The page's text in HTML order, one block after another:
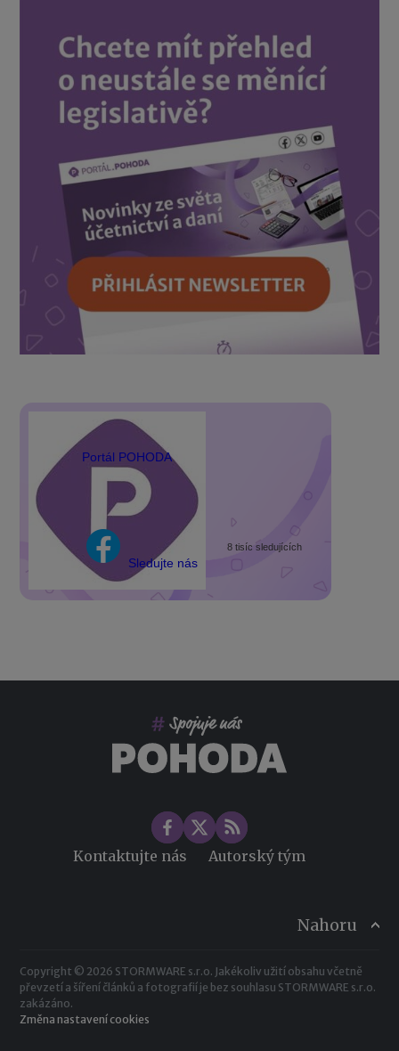
Portál POHODA
Sledujte nás
8 tisíc sledujících
Kontaktujte nás Autorský tým
Nahoru
Copyright © 2026 STORMWARE s.r.o. Jakékoliv užití obsahu včetně
převzetí a šíření článků a fotografií je bez souhlasu STORMWARE s.r.o.
zakázáno.
Změna nastavení cookies